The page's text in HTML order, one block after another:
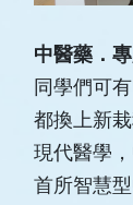
中醫藥．
同學們可
都換上新
現代醫學
首所智慧